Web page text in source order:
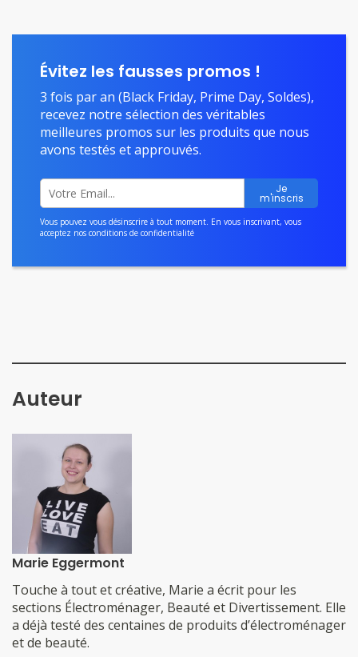
Évitez les fausses promos !
3 fois par an (Black Friday, Prime Day, Soldes),
recevez notre sélection des véritables
meilleures promos sur les produits que nous
avons testés et approuvés.
Vous pouvez vous désinscrire à tout moment. En vous inscrivant, vous
acceptez nos conditions de confidentialité
Auteur
Marie Eggermont
​​​​​​​​Touche à tout et créative, Marie a écrit pour les
sections Électroménager, Beauté et Divertissement. Elle
a déjà testé des centaines de produits d’électroménager
et de beauté.